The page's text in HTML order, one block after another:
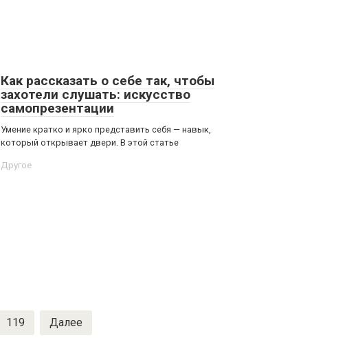
Как рассказать о себе так, чтобы
захотели слушать: искусство
самопрезентации
Умение кратко и ярко представить себя — навык,
который открывает двери. В этой статье
Другое
119 Далее